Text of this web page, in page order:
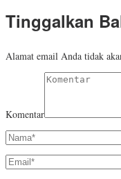
Tinggalkan
Alamat email Anda tidak
Komentar